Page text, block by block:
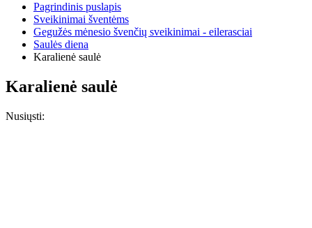
Pagrindinis puslapis
Sveikinimai šventėms
Gegužės mėnesio švenčių sveikinimai - eilerasciai
Saulės diena
Karalienė saulė
Karalienė saulė
Nusiųsti: